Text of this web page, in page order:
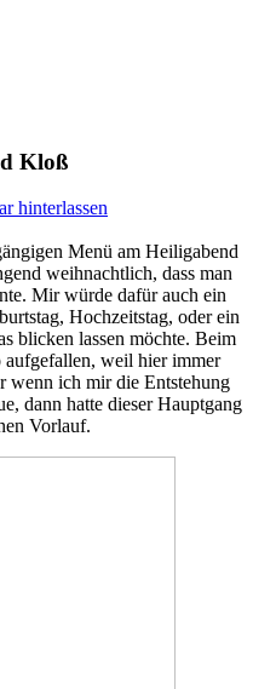
Kloß
hinterlassen
Menü am Heiligabend
weihnachtlich, dass man
Mir würde dafür auch ein
Hochzeitstag, oder ein
blicken lassen möchte. Beim
aufgefallen, weil hier immer
wenn ich mir die Entstehung
dann hatte dieser Hauptgang
Vorlauf.